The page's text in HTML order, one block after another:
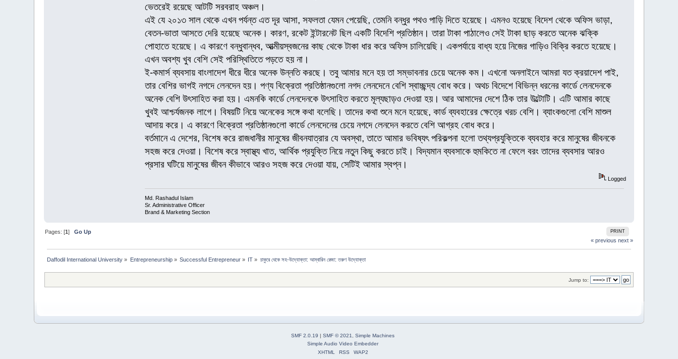
ভেতরেই রয়েছে আটটি সরবরাহ অঞ্চল।
এই যে ২০১৩ সাল থেকে এখন পর্যন্ত এত দূর আসা, সফলতা যেমন পেয়েছি, তেমনি বন্ধুর পথও পাড়ি দিতে হয়েছে। এমনও হয়েছে বিদেশ থেকে অফিস ভাড়া,
বেতন-ভাতা আসতে দেরি হয়েছে অনেক। কারণ, রকেট ইন্টারনেট ছিল একটি বিদেশি প্রতিষ্ঠান। তারা টাকা পাঠালেও সেই টাকা ছাড় করতে অনেক ঝক্কি
পোহাতে হয়েছে। এ কারণে বন্ধুবান্ধব, আত্মীয়স্বজনের কাছ থেকে টাকা ধার করে অফিস চালিয়েছি। একপর্যায়ে বাধ্য হয়ে নিজের গাড়িও বিক্রি করতে হয়েছে।
এখন অবশ্য খুব বেশি সেই পরিস্থিতিতে পড়তে হয় না।
ই-কমার্স ব্যবসায় বাংলাদেশ ধীরে ধীরে অনেক উন্নতি করছে। তবু আমার মনে হয় তা সম্ভাবনার চেয়ে অনেক কম। এখনো অনলাইনে আমরা যত ক্রয়াদেশ পাই,
তার বেশির ভাগই নগদে লেনদেন হয়। পণ্য বিক্রেতা প্রতিষ্ঠানগুলো নগদ লেনদেনে বেশি স্বাচ্ছন্দ্য বোধ করে। অথচ বিদেশে বিভিন্ন ধরনের কার্ডে লেনদেনকে
অনেক বেশি উৎসাহিত করা হয়। এমনকি কার্ডে লেনদেনকে উৎসাহিত করতে মূল্যছাড়ও দেওয়া হয়। আর আমাদের দেশে ঠিক তার উল্টোটি। এটি আমার কাছে
খুবই আশ্চর্যজনক লাগে। বিষয়টি নিয়ে অনেকের সঙ্গে কথা বলেছি। তাদের কথা শুনে মনে হয়েছে, কার্ড ব্যবহারের ক্ষেত্রে খরচ বেশি। ব্যাংকগুলো বেশি মাশুল
আদায় করে। এ কারণে বিক্রেতা প্রতিষ্ঠানগুলো কার্ডে লেনদেনের চেয়ে নগদে লেনদেন করতে বেশি আগ্রহ বোধ করে।
বর্তমানে এ দেশের, বিশেষ করে রাজধানীর মানুষের জীবনযাত্রার যে অবস্থা, তাতে আমার ভবিষ্যৎ পরিকল্পনা হলো তথ্যপ্রযুক্তিকে ব্যবহার করে মানুষের জীবনকে
সহজ করে দেওয়া। বিশেষ করে স্বাস্থ্য খাত, আর্থিক প্রযুক্তি নিয়ে নতুন কিছু করতে চাই। বিদ্যমান ব্যবসাকে হুমকিতে না ফেলে বরং তাদের ব্যবসার আরও
প্রসার ঘটিয়ে মানুষের জীবন কীভাবে আরও সহজ করে দেওয়া যায়, সেটিই আমার স্বপ্ন।
Logged
Md. Rashadul Islam
Sr. Administrative Officer
Brand & Marketing Section
PRINT
Pages: [1]Go Up
« previous next »
Daffodil International University » Entrepreneurship» Successful Entrepreneur » IT » চাকুরে থেকে সহ-উদ্যোক্তা: আম্বারিন রেজা: তরুণ উদ্যোক্তা
Jump to:
SMF 2.0.19 | SMF © 2021
Simple Machines
Simple Audio Video Embedder
XHTML
RSS WAP2